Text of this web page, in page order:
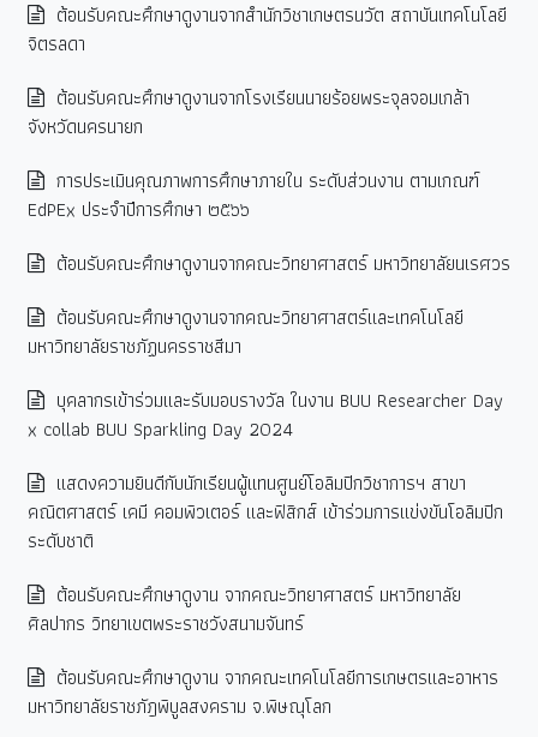
ต้อนรับคณะศึกษาดูงานจากสำนักวิชาเกษตรนวัต สถาบันเทคโนโลยี
จิตรลดา
ต้อนรับคณะศึกษาดูงานจากโรงเรียนนายร้อยพระจุลจอมเกล้า
จังหวัดนครนายก
การประเมินคุณภาพการศึกษาภายใน ระดับส่วนงาน ตามเกณฑ์
EdPEx ประจำปีการศึกษา ๒๕๖๖
ต้อนรับคณะศึกษาดูงานจากคณะวิทยาศาสตร์ มหาวิทยาลัยนเรศวร
ต้อนรับคณะศึกษาดูงานจากคณะวิทยาศาสตร์และเทคโนโลยี
มหาวิทยาลัยราชภัฏนครราชสีมา
บุคลากรเข้าร่วมและรับมอบรางวัล ในงาน BUU Researcher Day
x collab BUU Sparkling Day 2024
แสดงความยินดีกับนักเรียนผู้แทนศูนย์โอลิมปิกวิชาการฯ สาขา
คณิตศาสตร์ เคมี คอมพิวเตอร์ และฟิสิกส์ เข้าร่วมการแข่งขันโอลิมปิก
ระดับชาติ
ต้อนรับคณะศึกษาดูงาน จากคณะวิทยาศาสตร์ มหาวิทยาลัย
ศิลปากร วิทยาเขตพระราชวังสนามจันทร์
ต้อนรับคณะศึกษาดูงาน จากคณะเทคโนโลยีการเกษตรและอาหาร
มหาวิทยาลัยราชภัฎพิบูลสงคราม จ.พิษณุโลก